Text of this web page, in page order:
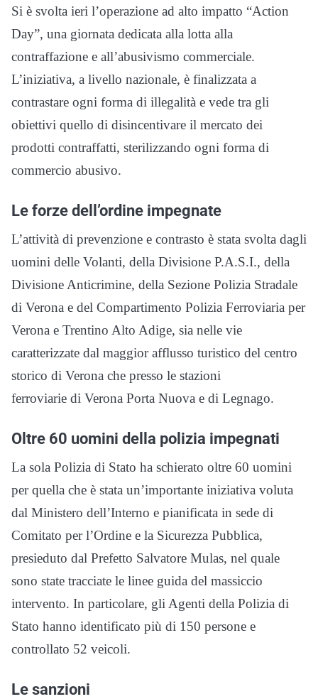
Si è svolta ieri l’operazione ad alto impatto “Action
Day”, una giornata dedicata alla lotta alla
contraffazione e all’abusivismo commerciale.
L’iniziativa, a livello nazionale, è finalizzata a
contrastare ogni forma di illegalità e vede tra gli
obiettivi quello di disincentivare il mercato dei
prodotti contraffatti, sterilizzando ogni forma di
commercio abusivo.
Le forze dell’ordine impegnate
L’attività di prevenzione e contrasto è stata svolta dagli
uomini delle Volanti, della Divisione P.A.S.I., della
Divisione Anticrimine, della Sezione Polizia Stradale
di Verona e del Compartimento Polizia Ferroviaria per
Verona e Trentino Alto Adige, sia nelle vie
caratterizzate dal maggior afflusso turistico del centro
storico di Verona che presso le stazioni
ferroviarie di Verona Porta Nuova e di Legnago.
Oltre 60 uomini della polizia impegnati
La sola Polizia di Stato ha schierato oltre 60 uomini
per quella che è stata un’importante iniziativa voluta
dal Ministero dell’Interno e pianificata in sede di
Comitato per l’Ordine e la Sicurezza Pubblica,
presieduto dal Prefetto Salvatore Mulas, nel quale
sono state tracciate le linee guida del massiccio
intervento. In particolare, gli Agenti della Polizia di
Stato hanno identificato più di 150 persone e
controllato 52 veicoli.
Le sanzioni